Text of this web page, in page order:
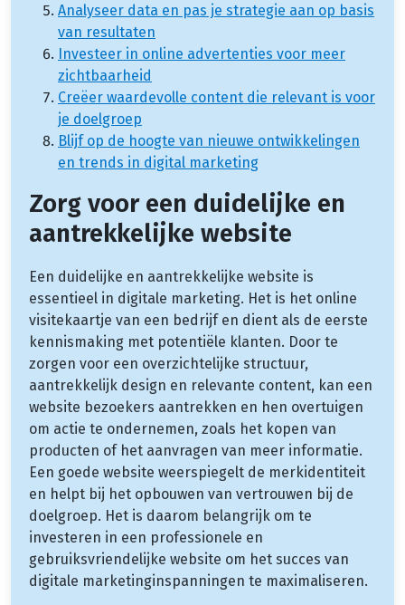
Analyseer data en pas je strategie aan op basis
van resultaten
Investeer in online advertenties voor meer
zichtbaarheid
Creëer waardevolle content die relevant is voor
je doelgroep
Blijf op de hoogte van nieuwe ontwikkelingen
en trends in digital marketing
Zorg voor een duidelijke en
aantrekkelijke website
Een duidelijke en aantrekkelijke website is
essentieel in digitale marketing. Het is het online
visitekaartje van een bedrijf en dient als de eerste
kennismaking met potentiële klanten. Door te
zorgen voor een overzichtelijke structuur,
aantrekkelijk design en relevante content, kan een
website bezoekers aantrekken en hen overtuigen
om actie te ondernemen, zoals het kopen van
producten of het aanvragen van meer informatie.
Een goede website weerspiegelt de merkidentiteit
en helpt bij het opbouwen van vertrouwen bij de
doelgroep. Het is daarom belangrijk om te
investeren in een professionele en
gebruiksvriendelijke website om het succes van
digitale marketinginspanningen te maximaliseren.